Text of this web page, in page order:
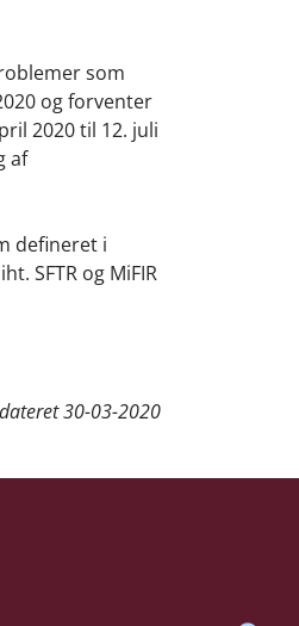
som
og forventer
2020 til 12. juli
af
defineret i
SFTR og MiFIR
30-03-2020